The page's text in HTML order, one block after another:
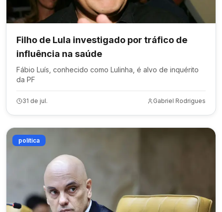
Filho de Lula investigado por tráfico de
influência na saúde
Fábio Luís, conhecido como Lulinha, é alvo de inquérito
da PF
31 de jul. Gabriel Rodrigues
política